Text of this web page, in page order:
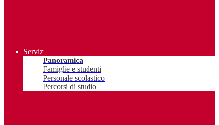
Servizi
Panoramica
Famiglie e studenti
Personale scolastico
Percorsi di studio